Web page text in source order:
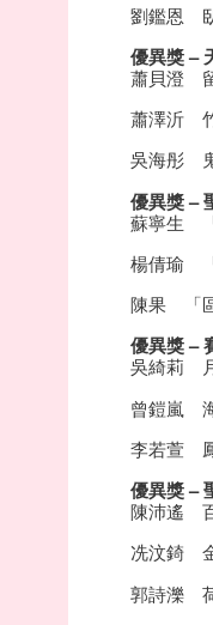
劉鑑恩
優異獎 –
蕭貝澄
蕭澤沂
吳海彤
優異獎 –
蘇寧生
楊倩瑜
陳果 「
優異獎 –
吳綺莉
曾鎧嵐
李若萱
優異獎 –
陳沛遙
冼汶錡
郭詩濼